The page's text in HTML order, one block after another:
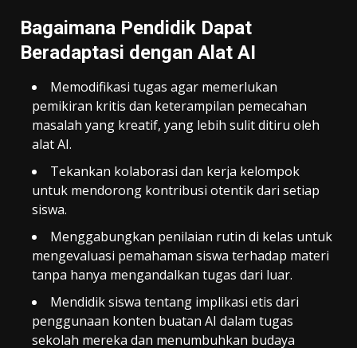
Bagaimana Pendidik Dapat
Beradaptasi dengan Alat AI
Memodifikasi tugas agar memerlukan
pemikiran kritis dan keterampilan pemecahan
masalah yang kreatif, yang lebih sulit ditiru oleh
alat AI.
Tekankan kolaborasi dan kerja kelompok
untuk mendorong kontribusi otentik dari setiap
siswa.
Menggabungkan penilaian rutin di kelas untuk
mengevaluasi pemahaman siswa terhadap materi
tanpa hanya mengandalkan tugas dari luar.
Mendidik siswa tentang implikasi etis dari
penggunaan konten buatan AI dalam tugas
sekolah mereka dan menumbuhkan budaya